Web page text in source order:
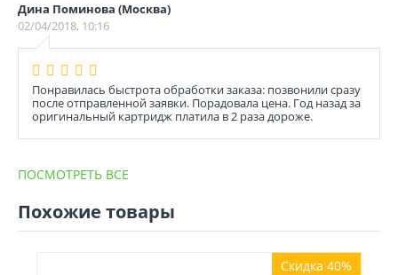
Дина Поминова (Москва)
02/04/2018, 10:16
Понравилась быстрота обработки заказа: позвонили сразу
после отправленной заявки. Порадовала цена. Год назад за
оригинальный картридж платила в 2 раза дороже.
ПОСМОТРЕТЬ ВСЕ
Похожие товары
Скидка 40%